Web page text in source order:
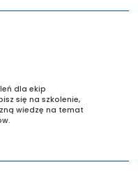
dla ekip
się na szkolenie,
wiedzę na temat